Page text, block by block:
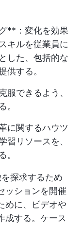
**：変化を効果
キルを従業員に
した、包括的な
供する。
服できるよう、
。
に関するハウツ
習リソースを、
。
探求するため
ッションを開催
めに、ビデオや
成する。ケース